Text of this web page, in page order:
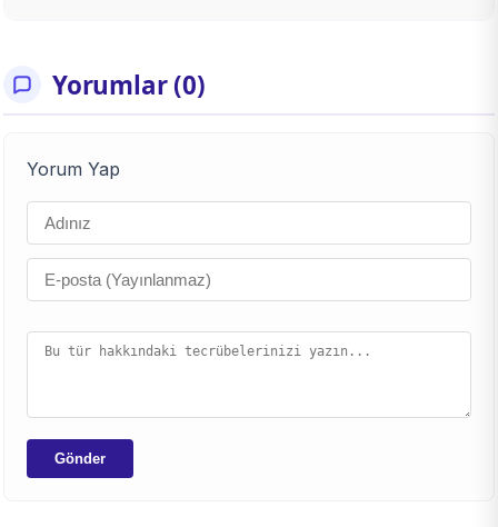
Yorumlar (0)
Yorum Yap
Gönder